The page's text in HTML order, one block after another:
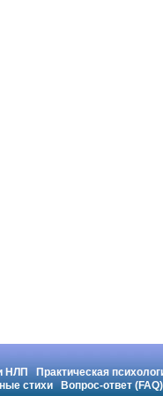
НЛП
Практическая
стихи
Вопрос-ответ (FAQ)